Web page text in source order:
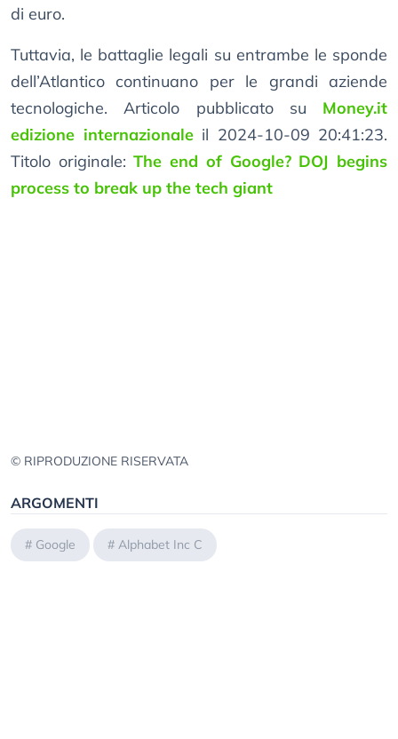
di euro.
Tuttavia, le battaglie legali su entrambe le sponde
dell’Atlantico continuano per le grandi aziende
tecnologiche. Articolo pubblicato su Money.it
edizione internazionaleil 2024-10-09 20:41:23.
Titolo originale:The end of Google? DOJ begins
process to break up the tech giant
© RIPRODUZIONE RISERVATA
ARGOMENTI
# Google # Alphabet Inc C